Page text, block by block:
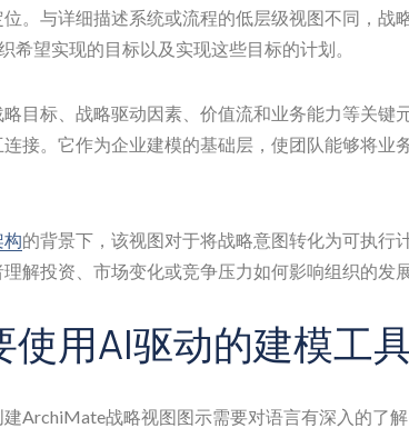
。与详细描述系统或流程的低层级视图不同，战
希望实现的目标以及实现这些目标的计划。
目标、战略驱动因素、价值流和业务能力等关键
接。它作为企业建模的基础层，使团队能够将业
构的背景下，该视图对于将战略意图转化为可执行
解投资、市场变化或竞争压力如何影响组织的发展
使用AI驱动的建模工
ArchiMate战略视图图示需要对语言有深入的了